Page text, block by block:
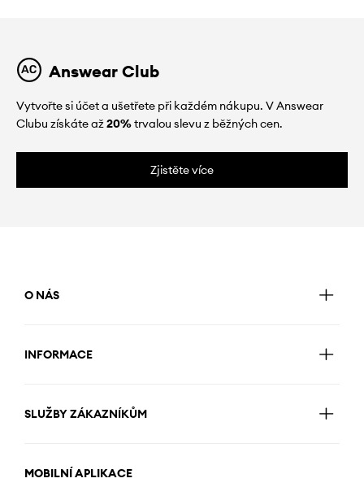
Answear Club
Vytvořte si účet a ušetřete při každém nákupu. V Answear
Clubu získáte až20%trvalou slevu z běžných cen.
Zjistěte více
O NÁS
INFORMACE
SLUŽBY ZÁKAZNÍKŮM
MOBILNÍ APLIKACE